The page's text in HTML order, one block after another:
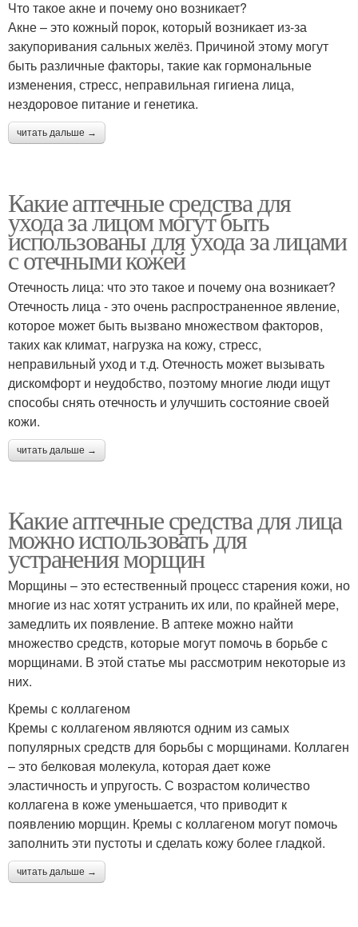
Что такое акне и почему оно возникает?
Акне – это кожный порок, который возникает из-за
закупоривания сальных желёз. Причиной этому могут
быть различные факторы, такие как гормональные
изменения, стресс, неправильная гигиена лица,
нездоровое питание и генетика.
читать дальше →
Какие аптечные средства для
ухода за лицом могут быть
использованы для ухода за лицами
с отечными кожей
Отечность лица: что это такое и почему она возникает?
Отечность лица - это очень распространенное явление,
которое может быть вызвано множеством факторов,
таких как климат, нагрузка на кожу, стресс,
неправильный уход и т.д. Отечность может вызывать
дискомфорт и неудобство, поэтому многие люди ищут
способы снять отечность и улучшить состояние своей
кожи.
читать дальше →
Какие аптечные средства для лица
можно использовать для
устранения морщин
Морщины – это естественный процесс старения кожи, но
многие из нас хотят устранить их или, по крайней мере,
замедлить их появление. В аптеке можно найти
множество средств, которые могут помочь в борьбе с
морщинами. В этой статье мы рассмотрим некоторые из
них.
Кремы с коллагеном
Кремы с коллагеном являются одним из самых
популярных средств для борьбы с морщинами. Коллаген
– это белковая молекула, которая дает коже
эластичность и упругость. С возрастом количество
коллагена в коже уменьшается, что приводит к
появлению морщин. Кремы с коллагеном могут помочь
заполнить эти пустоты и сделать кожу более гладкой.
читать дальше →